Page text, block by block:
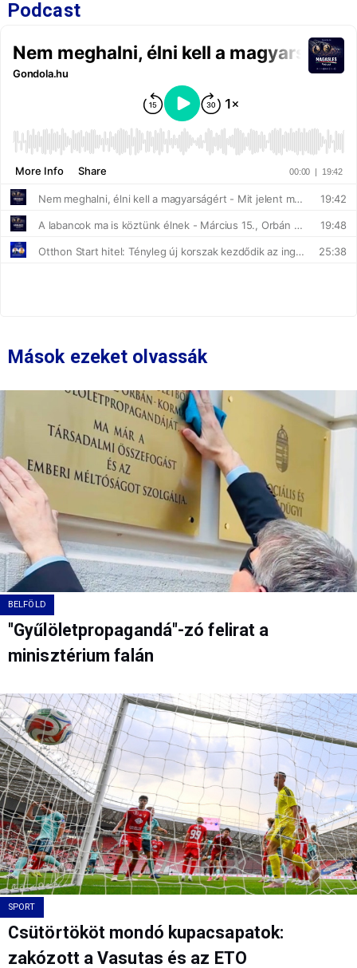
Podcast
Mások ezeket olvassák
BELFÖLD
"Gyűlöletpropagandá"-zó felirat a
minisztérium falán
SPORT
Csütörtököt mondó kupacsapatok:
zakózott a Vasutas és az ETO